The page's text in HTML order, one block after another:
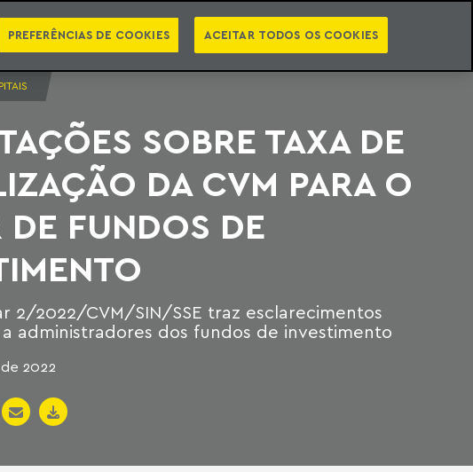
PODCASTS NEWSLETTER VIDEOCASTS PT EN CATEGORIAS
SOBRE TAXA DE
DA CVM PARA O
DE FUNDOS DE
2/2022/CVM/SIN/SSE traz esclarecimentos
administradores dos fundos de investimento
2022
PREFERÊNCIAS DE COOKIES ACEITAR TODOS OS COOKIES